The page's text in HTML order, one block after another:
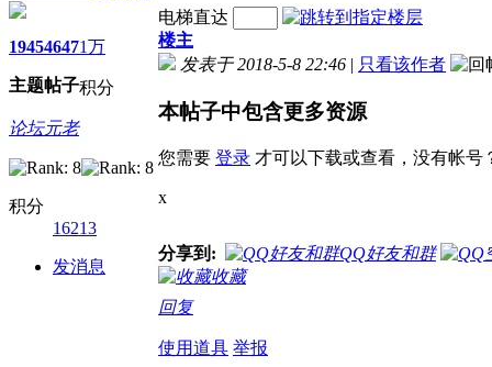
1945
主题
4647
帖子
1万
积分
论坛元老
积分
16213
发消息
电梯直达
楼主
发表于 2018-5-8 22:46 | 只看该作者
本帖子中包含更多资源
您需要 登录 才可以下载或查看，没有帐号
x
分享到:
QQ好友和群
收藏
回复
使用道具 举报